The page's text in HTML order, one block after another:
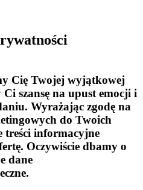
Cię Twojej wyjątkowej
szansę na upust emocji i
Wyrażając zgodę na
do Twoich
treści informacyjne
Oczywiście dbamy o
dane